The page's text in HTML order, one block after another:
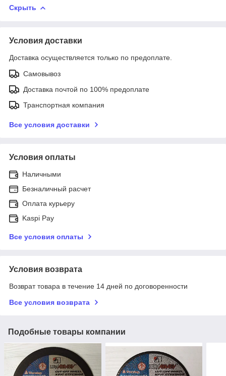
Скрыть
Условия доставки
Доставка осуществляется только по предоплате.
Самовывоз
Доставка почтой по 100% предоплате
Транспортная компания
Все условия доставки
Условия оплаты
Наличными
Безналичный расчет
Оплата курьеру
Kaspi Pay
Все условия оплаты
Условия возврата
Возврат товара в течение 14 дней по договоренности
Все условия возврата
Подобные товары компании